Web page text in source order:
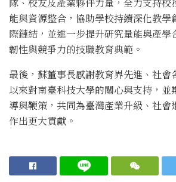
隊、校友及產業夥伴力量，全力支持
能與資源整合，協助學校持續深化教學
際鏈結，並進一步提升研究量能與產學
韌性與競爭力的技職教育典範。
最後，蘇董事長感謝教育界先進、社會
以來對南臺科技大學的關心與支持，並
導與鞭策，共同為臺灣產業升級、社會
作出更大貢獻。